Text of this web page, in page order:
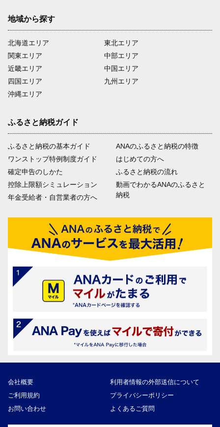
地域から探す
北海道エリア
関東エリア
近畿エリア
四国エリア
沖縄エリア
東北エリア
中部エリア
中国エリア
九州エリア
ふるさと納税ガイド
ふるさと納税の基本ガイド
ワンストップ特例制度ガイド
確定申告のしかた
控除上限額シミュレーション
年金受給者・自営業者の方へ
ANAのふるさと納税の特徴
はじめての方へ
ふるさと納税の流れ
動画でわかるANAのふるさと
納税
会社概要
利用者情報の外部送信について
ご利用規約
プライバシーポリシー
お問い合わせ
よくあるご質問